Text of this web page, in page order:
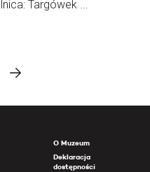
Targówek ...
O Muzeum
Deklaracja
dostępności